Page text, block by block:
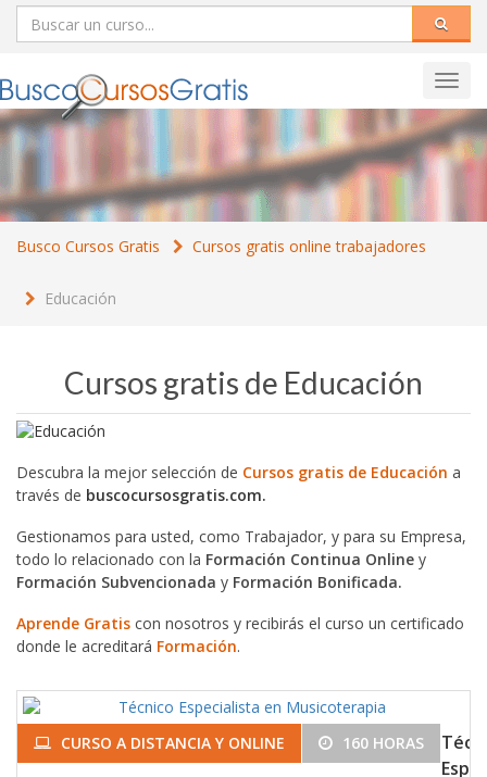
Busco Cursos Gratis Cursos gratis online trabajadores
Educación
Cursos gratis de Educación
Descubra la mejor selección de Cursos gratis de Educación a
través de buscocursosgratis.com.
Gestionamos para usted, como Trabajador, y para su Empresa,
todo lo relacionado con la Formación Continua Online y
Formación Subvencionada y Formación Bonificada.
Aprende Gratis con nosotros y recibirás el curso un certificado
donde le acreditará Formación.
CURSO A DISTANCIA Y ONLINE 160 HORAS